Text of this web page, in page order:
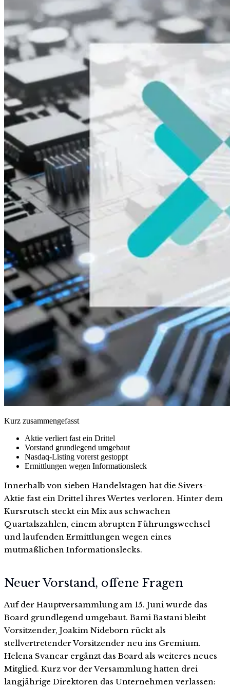
Kurz zusammengefasst
Aktie verliert fast ein Drittel
Vorstand grundlegend umgebaut
Nasdaq-Listing vorerst gestoppt
Ermittlungen wegen Informationsleck
Innerhalb von sieben Handelstagen hat die Sivers-
Aktie fast ein Drittel ihres Wertes verloren. Hinter dem
Kursrutsch steckt ein Mix aus schwachen
Quartalszahlen, einem abrupten Führungswechsel
und laufenden Ermittlungen wegen eines
mutmaßlichen Informationslecks.
Neuer Vorstand, offene Fragen
Auf der Hauptversammlung am 15. Juni wurde das
Board grundlegend umgebaut. Bami Bastani bleibt
Vorsitzender, Joakim Nideborn rückt als
stellvertretender Vorsitzender neu ins Gremium.
Helena Svancar ergänzt das Board als weiteres neues
Mitglied. Kurz vor der Versammlung hatten drei
langjährige Direktoren das Unternehmen verlassen: